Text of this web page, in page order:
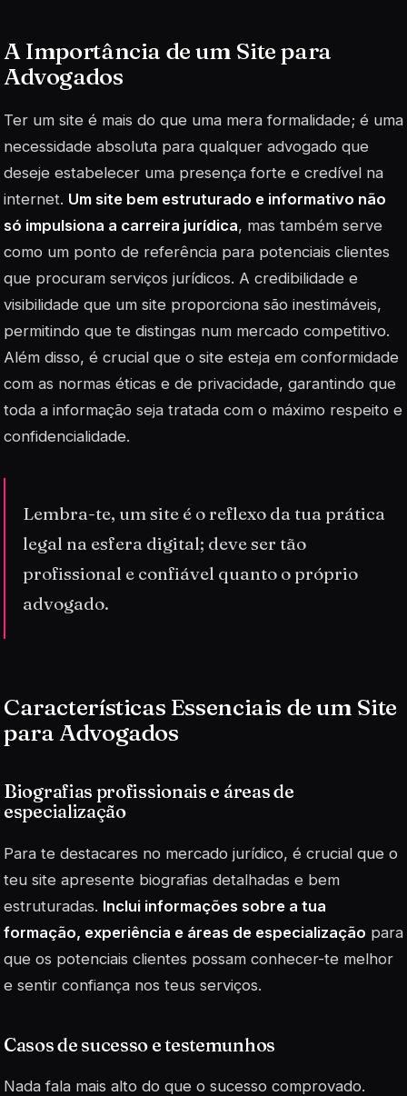
A Importância de um Site para
Advogados
Ter um site é mais do que uma mera formalidade; é uma
necessidade absoluta para qualquer advogado que
deseje estabelecer uma presença forte e credível na
internet. Um site bem estruturado e informativo não
só impulsiona a carreira jurídica, mas também serve
como um ponto de referência para potenciais clientes
que procuram serviços jurídicos. A credibilidade e
visibilidade que um site proporciona são inestimáveis,
permitindo que te distingas num mercado competitivo.
Além disso, é crucial que o site esteja em conformidade
com as normas éticas e de privacidade, garantindo que
toda a informação seja tratada com o máximo respeito e
confidencialidade.
Lembra-te, um site é o reflexo da tua prática
legal na esfera digital; deve ser tão
profissional e confiável quanto o próprio
advogado.
Características Essenciais de um Site
para Advogados
Biografias profissionais e áreas de
especialização
Para te destacares no mercado jurídico, é crucial que o
teu site apresente biografias detalhadas e bem
estruturadas. Inclui informações sobre a tua
formação, experiência e áreas de especialização para
que os potenciais clientes possam conhecer-te melhor
e sentir confiança nos teus serviços.
Casos de sucesso e testemunhos
Nada fala mais alto do que o sucesso comprovado.